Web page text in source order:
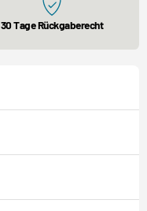
30 Tage Rückgaberecht